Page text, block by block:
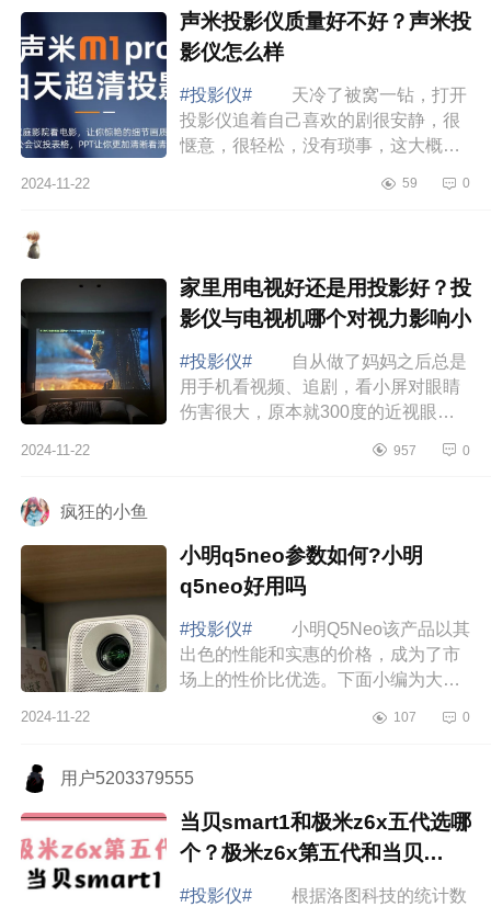
声米投影仪质量好不好？声米投
影仪怎么样
#投影仪#
天冷了被窝一钻，打开
投影仪追着自己喜欢的剧很安静，很
惬意，很轻松，没有琐事，这大概是
下面小编为大家介绍下声米投影仪质
2024-11-22 59 0
家里用电视好还是用投影好？投
影仪与电视机哪个对视力影响小
#投影仪#
自从做了妈妈之后总是
用手机看视频、追剧，看小屏对眼睛
伤害很大，原本就300度的近视眼一
物色投影仪或者电视机，下面小编为
2024-11-22 957 0
疯狂的小鱼
小明q5neo参数如何?小明
q5neo好用吗
#投影仪#
小明Q5Neo该产品以其
出色的性能和实惠的价格，成为了市
场上的性价比优选。下面小编为大家
q5neo好用吗 小明q5neo参数如
2024-11-22 107 0
用户5203379555
当贝smart1和极米z6x五代选哪
个？极米z6x第五代和当贝
smart1哪个好
#投影仪#
根据洛图科技的统计数